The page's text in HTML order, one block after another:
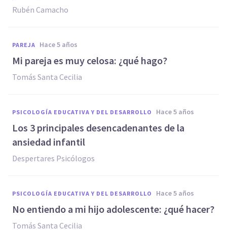
Rubén Camacho
PAREJA hace 5 años
Mi pareja es muy celosa: ¿qué hago?
Tomás Santa Cecilia
PSICOLOGÍA EDUCATIVA Y DEL DESARROLLO hace 5 años
Los 3 principales desencadenantes de la
ansiedad infantil
Despertares Psicólogos
PSICOLOGÍA EDUCATIVA Y DEL DESARROLLO hace 5 años
No entiendo a mi hijo adolescente: ¿qué hacer?
Tomás Santa Cecilia